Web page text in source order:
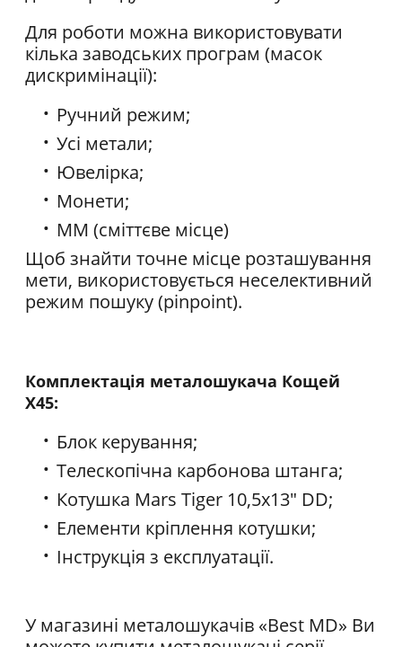
Для роботи можна використовувати
кілька заводських програм (масок
дискримінації):
Ручний режим;
Усі метали;
Ювелірка;
Монети;
ММ (сміттєве місце)
Щоб знайти точне місце розташування
мети, використовується неселективний
режим пошуку (pinpoint).
Комплектація металошукача Кощей
X45:
Блок керування;
Телескопічна карбонова штанга;
Котушка Mars Tiger 10,5x13" DD;
Елементи кріплення котушки;
Інструкція з експлуатації.
У магазині металошукачів «Best MD» Ви